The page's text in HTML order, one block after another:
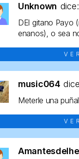
Unknown dice:
DEl gitano Payo
enanos), o sea
music064
Meterle una